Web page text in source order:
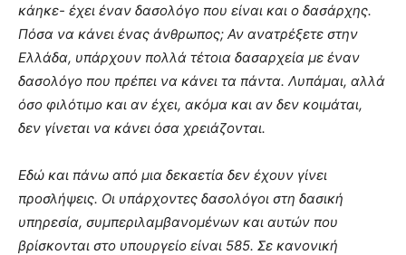
κάηκε- έχει έναν δασολόγο που είναι και ο δασάρχης.
Πόσα να κάνει ένας άνθρωπος; Αν ανατρέξετε στην
Ελλάδα, υπάρχουν πολλά τέτοια δασαρχεία με έναν
δασολόγο που πρέπει να κάνει τα πάντα. Λυπάμαι, αλλά
όσο φιλότιμο και αν έχει, ακόμα και αν δεν κοιμάται,
δεν γίνεται να κάνει όσα χρειάζονται.
Εδώ και πάνω από μια δεκαετία δεν έχουν γίνει
προσλήψεις. Οι υπάρχοντες δασολόγοι στη δασική
υπηρεσία, συμπεριλαμβανομένων και αυτών που
βρίσκονται στο υπουργείο είναι 585. Σε κανονική